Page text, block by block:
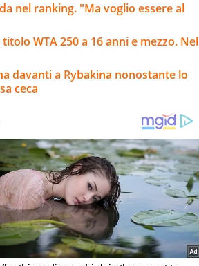
nel ranking. "Ma voglio essere al
WTA 250 a 16 anni e mezzo. Nel
davanti a Rybakina nonostante lo
ceca